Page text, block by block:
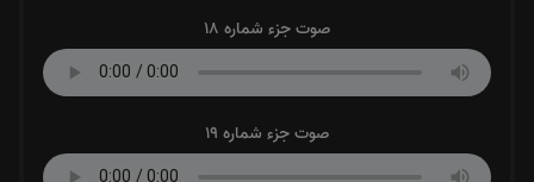
صوت جزء شماره 18
صوت جزء شماره 19